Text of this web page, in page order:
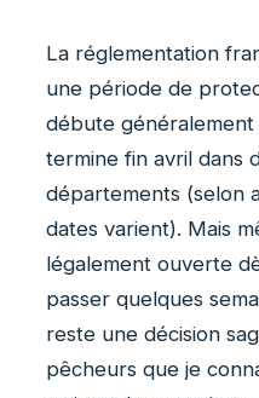
La réglementation
une période de
débute généralement
termine fin avril dans
départements (selon
dates varient). Mais
légalement ouverte
passer quelques
reste une décision
pêcheurs que je